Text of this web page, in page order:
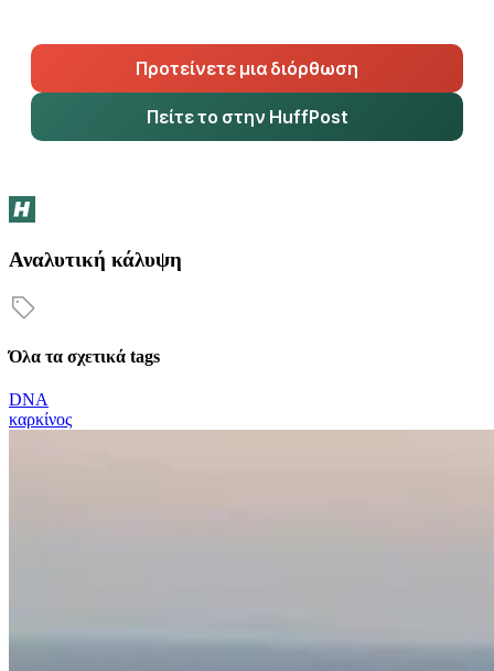
Προτείνετε μια διόρθωση
Πείτε το στην HuffPost
Αναλυτική κάλυψη
Όλα τα σχετικά tags
DNA
καρκίνος